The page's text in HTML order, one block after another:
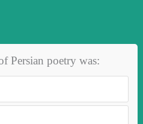
Persian poetry was: